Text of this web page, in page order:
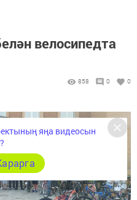
велосипедта
858 0 0
яңа видеосын